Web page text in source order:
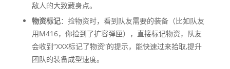
敌人的大致藏身点。
物资标记：捡物资时，看到队友需要的装备（比如队友
用M416，你捡到了扩容弹匣），直接标记物资，队友
会收到“XXX标记了物资”的提示，能快速过来拾取,提升
团队的装备成型速度。